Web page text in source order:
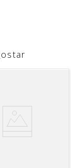
quem não